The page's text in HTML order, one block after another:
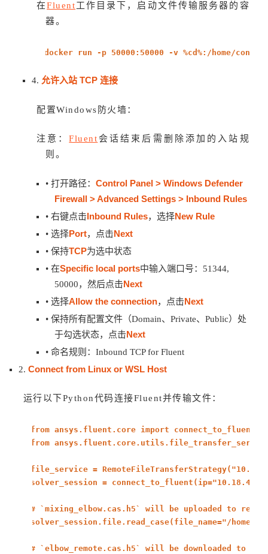
在Fluent工作目录下，启动文件传输服务器的容
器。
docker run -p 50000:50000 -v %cd%:/home/
4. 允许入站 TCP 连接
配置Windows防火墙：
注意：Fluent会话结束后需删除添加的入站规
则。
• 打开路径： Control Panel > Windows Defender
Firewall > Advanced Settings > Inbound Rules
• 右键点击Inbound Rules，选择New Rule
• 选择Port，点击Next
• 保持TCP为选中状态
• 在Specific local ports中输入端口号：51344,
50000，然后点击Next
• 选择Allow the connection，点击Next
• 保持所有配置文件（Domain、Private、Public）处
于勾选状态，点击Next
• 命名规则：Inbound TCP for Fluent
2. Connect from Linux or WSL Host
运行以下Python代码连接Fluent并传输文件：
from ansys.fluent.core import connect_to_fluent
from
file_service = RemoteFileTransferStrategy(
solver_session = connect_to_fluent(ip=
# `mixing_elbow.cas.h5` will be uploaded to
solver_session.file.read_case(file_name="/home/
# `elbow_remote.cas.h5` will be downloaded to